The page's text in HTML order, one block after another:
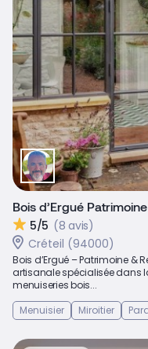
Bois d’Ergué
5/5 (8 avis)
Créteil (94000)
Bois d’Ergué – Patrimoine &
artisanale spécialisée dans
menuiseries bois...
Menuisier
Miroitier